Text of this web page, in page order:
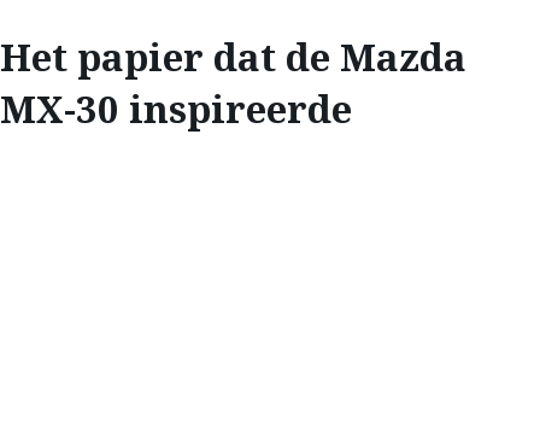
Het papier dat de Mazda
MX-30 inspireerde